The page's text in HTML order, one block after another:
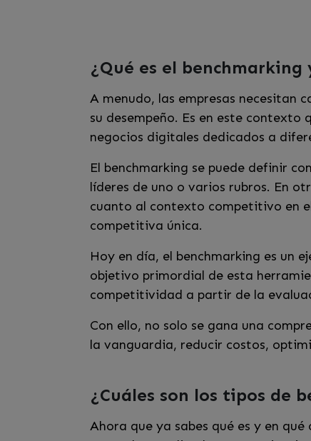
¿Qué es el
A menudo, las empresas necesitan
su desempeño. Es en este
negocios digitales dedicados a
El benchmarking se puede definir
líderes de uno o varios rubros. En
cuanto al contexto competitivo en
competitiva única.
Hoy en día, el benchmarking es un
objetivo primordial de esta
competitividad a partir de la
Con ello, no solo se gana una
la vanguardia, reducir costos,
¿Cuáles son los tipos de
Ahora que ya sabes qué es y en